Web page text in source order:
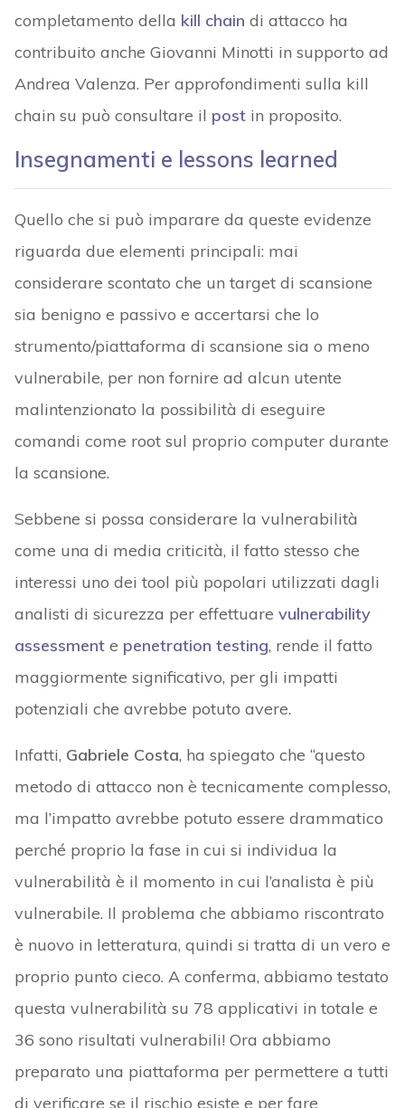
completamento della kill chain di attacco ha
contribuito anche Giovanni Minotti in supporto ad
Andrea Valenza. Per approfondimenti sulla kill
chain su può consultare il postin proposito.
Insegnamenti e lessons learned
Quello che si può imparare da queste evidenze
riguarda due elementi principali: mai
considerare scontato che un target di scansione
sia benigno e passivo e accertarsi che lo
strumento/piattaforma di scansione sia o meno
vulnerabile, per non fornire ad alcun utente
malintenzionato la possibilità di eseguire
comandi come root sul proprio computer durante
la scansione.
Sebbene si possa considerare la vulnerabilità
come una di media criticità, il fatto stesso che
interessi uno dei tool più popolari utilizzati dagli
analisti di sicurezza per effettuare vulnerability
assessmente penetration testing, rende il fatto
maggiormente significativo, per gli impatti
potenziali che avrebbe potuto avere.
Infatti, Gabriele Costa, ha spiegato che “questo
metodo di attacco non è tecnicamente complesso,
ma l’impatto avrebbe potuto essere drammatico
perché proprio la fase in cui si individua la
vulnerabilità è il momento in cui l’analista è più
vulnerabile. Il problema che abbiamo riscontrato
è nuovo in letteratura, quindi si tratta di un vero e
proprio punto cieco. A conferma, abbiamo testato
questa vulnerabilità su 78 applicativi in totale e
36 sono risultati vulnerabili! Ora abbiamo
preparato una piattaforma per permettere a tutti
di verificare se il rischio esiste e per fare